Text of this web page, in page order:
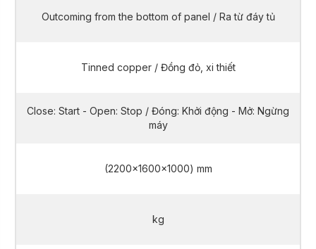
Outcoming from the bottom of panel / Ra từ đáy tủ
Tinned copper / Đồng đỏ, xi thiết
Close: Start - Open: Stop / Đóng: Khởi động - Mở: Ngừng
máy
(2200x1600x1000) mm
kg